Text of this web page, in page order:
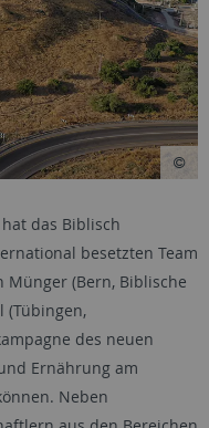
das Biblisch
besetzten Team
Münger (Bern, Biblische
(Tübingen,
des neuen
Ernährung am
Neben